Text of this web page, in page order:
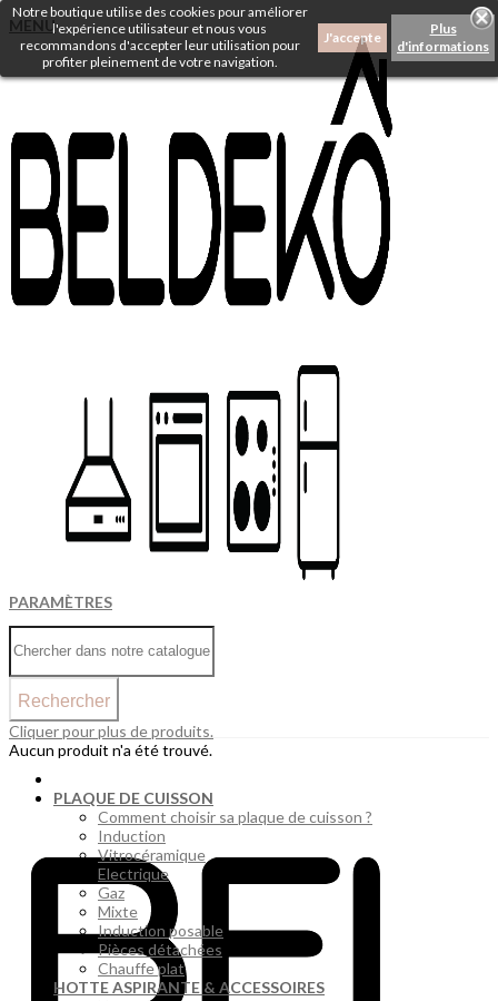
MENU
PARAMÈTRES
Rechercher
Cliquer pour plus de produits.
Aucun produit n'a été trouvé.
Notre boutique utilise des cookies pour améliorer
l'expérience utilisateur et nous vous
recommandons d'accepter leur utilisation pour
profiter pleinement de votre navigation.
J'accepte
Plus
d'informations
PLAQUE DE CUISSON
Comment choisir sa plaque de cuisson ?
Induction
Vitrocéramique
Electrique
Gaz
Mixte
Induction posable
Pièces détachées
Chauffe plat
HOTTE ASPIRANTE & ACCESSOIRES